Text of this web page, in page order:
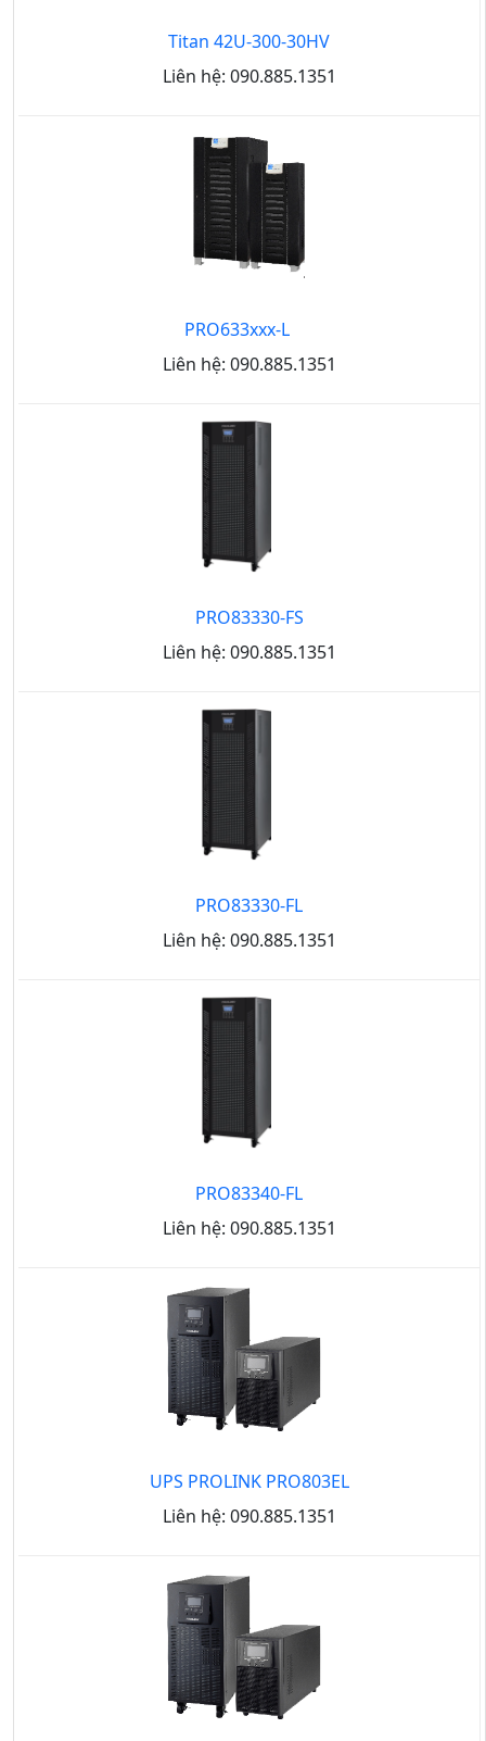
Titan 42U-300-30HV
Liên hệ: 090.885.1351
PRO633xxx-L
Liên hệ: 090.885.1351
PRO83330-FS
Liên hệ: 090.885.1351
PRO83330-FL
Liên hệ: 090.885.1351
PRO83340-FL
Liên hệ: 090.885.1351
UPS PROLINK PRO803EL
Liên hệ: 090.885.1351